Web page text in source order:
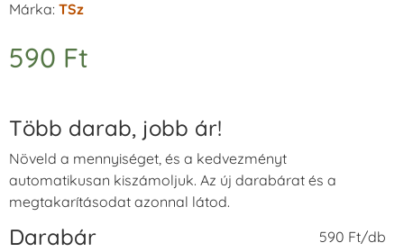
Márka: TSz
590 Ft
Több darab, jobb ár!
Növeld a mennyiséget, és a kedvezményt
automatikusan kiszámoljuk. Az új darabárat és a
megtakarításodat azonnal látod.
Darabár 590 Ft/db